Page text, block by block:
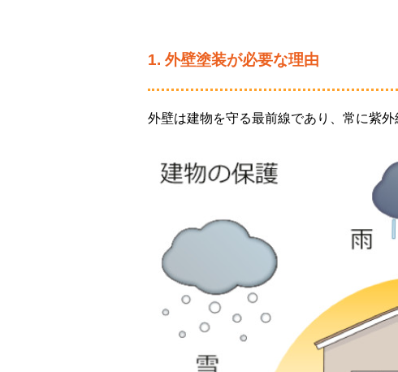
1. 外壁塗装が必要な理由
外壁は建物を守る最前線であり、常に紫